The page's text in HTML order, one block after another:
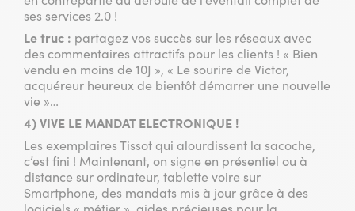
ses services 2.0 !
Le truc : partagez vos succès sur les réseaux avec
des commentaires attractifs pour les clients ! « Bien
vendu en moins de 10J », « Le sourire de Victor,
acquéreur heureux de bientôt démarrer une nouvelle
vie »…
4) VIVE LE MANDAT ELECTRONIQUE !
Les exemplaires Tissot qui alourdissent la sacoche,
c’est fini ! Maintenant, on signe en présentiel ou à
distance sur ordinateur, tablette voire sur
Smartphone, des mandats mis à jour grâce à des